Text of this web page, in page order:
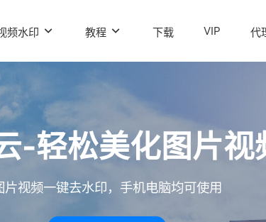
频水印 教程 下载 VIP 代
-轻松美化图片视
片视频一键去水印，手机电脑均可使用